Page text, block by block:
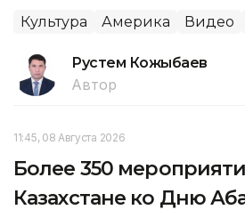
Культура Америка Видео
Рустем Кожыбаев
Автор
11:45, 08 Августа 2026
Более 350
Казахстане ко Дню